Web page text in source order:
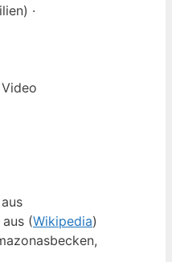
·
(Wikipedia)